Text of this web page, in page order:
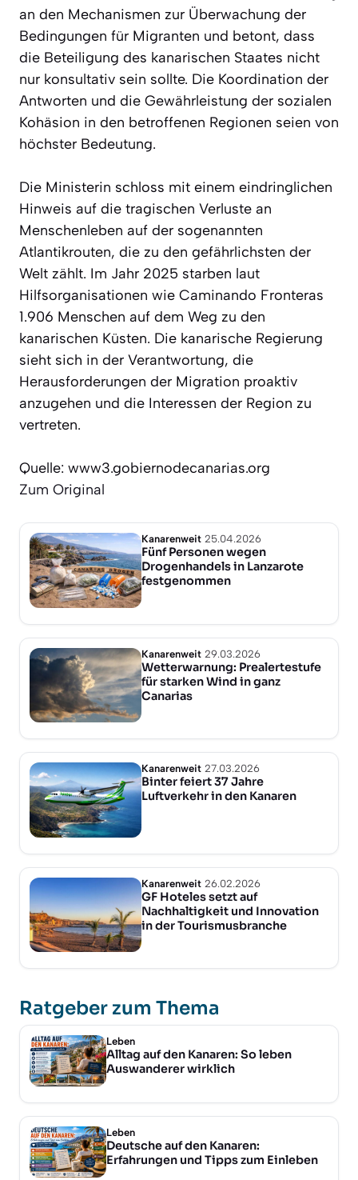
an den Mechanismen zur Überwachung der
Bedingungen für Migranten und betont, dass
die Beteiligung des kanarischen Staates nicht
nur konsultativ sein sollte. Die Koordination der
Antworten und die Gewährleistung der sozialen
Kohäsion in den betroffenen Regionen seien von
höchster Bedeutung.
Die Ministerin schloss mit einem eindringlichen
Hinweis auf die tragischen Verluste an
Menschenleben auf der sogenannten
Atlantikrouten, die zu den gefährlichsten der
Welt zählt. Im Jahr 2025 starben laut
Hilfsorganisationen wie Caminando Fronteras
1.906 Menschen auf dem Weg zu den
kanarischen Küsten. Die kanarische Regierung
sieht sich in der Verantwortung, die
Herausforderungen der Migration proaktiv
anzugehen und die Interessen der Region zu
vertreten.
Quelle: www3.gobiernodecanarias.org
Zum Original
Kanarenweit 25.04.2026
Fünf Personen wegen
Drogenhandels in Lanzarote
festgenommen
Kanarenweit 29.03.2026
Wetterwarnung: Prealertestufe
für starken Wind in ganz
Canarias
Kanarenweit 27.03.2026
Binter feiert 37 Jahre
Luftverkehr in den Kanaren
Kanarenweit 26.02.2026
GF Hoteles setzt auf
Nachhaltigkeit und Innovation
in der Tourismusbranche
Ratgeber zum Thema
Leben
Alltag auf den Kanaren: So leben
Auswanderer wirklich
Leben
Deutsche auf den Kanaren:
Erfahrungen und Tipps zum Einleben